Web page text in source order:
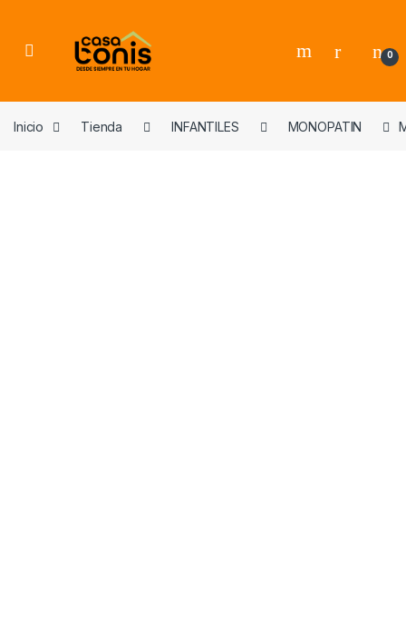
0
Inicio Tienda INFANTILES MONOPATIN